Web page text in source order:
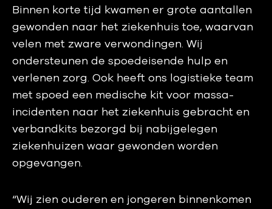
Binnen korte tijd kwamen er grote aantallen
gewonden naar het ziekenhuis toe, waarvan
velen met zware verwondingen. Wij
ondersteunen de spoedeisende hulp en
verlenen zorg. Ook heeft ons logistieke team
met spoed een medische kit voor massa-
incidenten naar het ziekenhuis gebracht en
verbandkits bezorgd bij nabijgelegen
ziekenhuizen waar gewonden worden
opgevangen.
“Wij zien ouderen en jongeren binnenkomen